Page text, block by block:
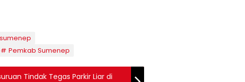
Pemkab Sumenep
Tindak Tegas Parkir Liar di